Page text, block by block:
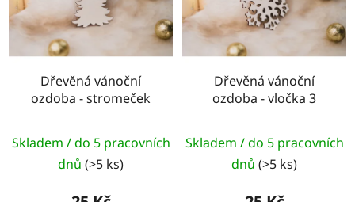
Dřevěná vánoční
ozdoba - stromeček
Skladem / do 5 pracovních
dnů (>5 ks)
Dřevěná vánoční
ozdoba - vločka 3
Skladem / do 5 pracovních
dnů (>5 ks)